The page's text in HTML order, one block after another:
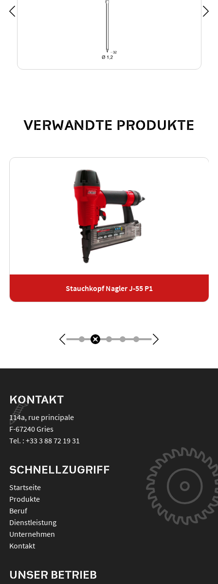
VERWANDTE PRODUKTE
Stauchkopf Nagler J-55 P1
KONTAKT
114a, rue principale
F-67240Gries
Tel. : +33 3 88 72 19 31
SCHNELLZUGRIFF
Startseite
Produkte
Beruf
Dienstleistung
Unternehmen
Kontakt
UNSER BETRIEB